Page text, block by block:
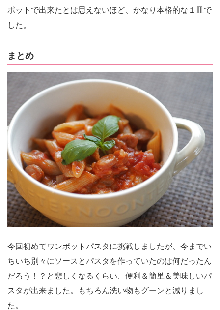
ポットで出来たとは思えないほど、かなり本格的な１皿で
した。
まとめ
今回初めてワンポットパスタに挑戦しましたが、今までい
ちいち別々にソースとパスタを作っていたのは何だったん
だろう！？と悲しくなるくらい、便利＆簡単＆美味しいパ
スタが出来ました。もちろん洗い物もグーンと減りまし
た。